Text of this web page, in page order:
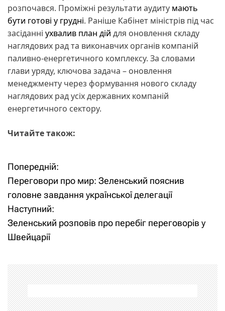
розпочався. Проміжні результати аудиту мають
бути готові у грудні. Раніше Кабінет міністрів під час
засіданні ухвалив план дій для оновлення складу
наглядових рад та виконавчих органів компаній
паливно-енергетичного комплексу. За словами
глави уряду, ключова задача – оновлення
менеджменту через формування нового складу
наглядових рад усіх державних компаній
енергетичного сектору.
Читайте також:
Н
а
в
і
а
ц
Попередній:
Переговори про мир: Зеленський пояснив
головне завдання української делегації
Наступний:
Зеленський розповів про перебіг переговорів у
Швейцарії